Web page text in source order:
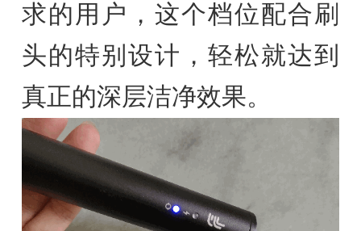
求的用户，这个档位配合刷
头的特别设计，轻松就达到
真正的深层洁净效果。